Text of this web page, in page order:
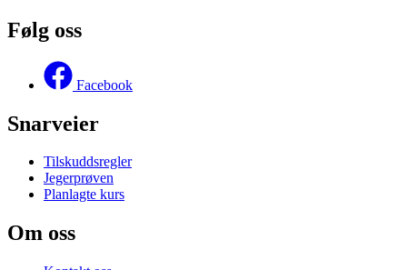
Følg oss
Facebook
Snarveier
Tilskuddsregler
Jegerprøven
Planlagte kurs
Om oss